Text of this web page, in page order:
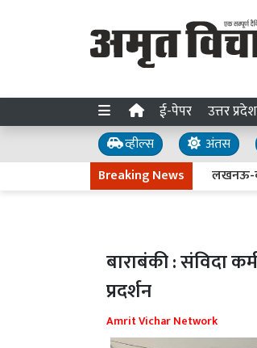
ई-पेपर उत्तर प्रदेश
व्हील्स अंतस
Breaking Newsलखनऊ-कानपुर
बाराबंकी : संविदा
प्रदर्शन
Amrit Vichar Network